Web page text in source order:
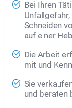
Bei Ihren
Schneiden
auf einer
Die Arbeit
mit und
Sie
und beraten